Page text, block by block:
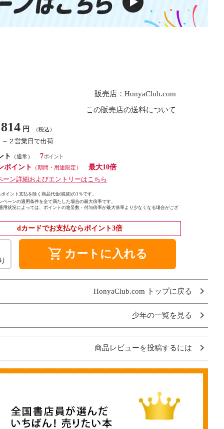
販売店：HonyaClub.com
この販売店の送料について
814 円 （税込）
～２営業日で出荷
ト
（通常）
7
ポイント
（期間・用途限定）
最大10倍
ーン詳細およびエントリーはこちら
イント支払を除く商品代金(税抜)の1％です。
ペーンの適用条件を全て満たした場合の最大倍率です。
用状況によっては、ポイントの進呈数・付与倍率が最大倍率より少なくなる場合がござ
dカードでお支払ならポイント3倍
shopping_cart カートに入れる
HonyaClub.com トップに戻る
少年の一覧を見る
商品レビューを投稿するには